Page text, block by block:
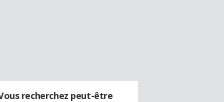
recherchez peut-être